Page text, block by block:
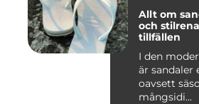
Allt om
och
tillfällen
I den
är sandaler
oavsett
mångsidi...